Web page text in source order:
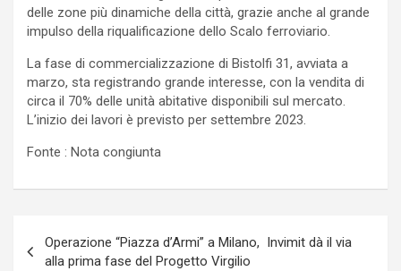
delle zone più dinamiche della città, grazie anche al grande
impulso della riqualificazione dello Scalo ferroviario.
La fase di commercializzazione di Bistolfi 31, avviata a
marzo, sta registrando grande interesse, con la vendita di
circa il 70% delle unità abitative disponibili sul mercato.
L’inizio dei lavori è previsto per settembre 2023.
Fonte : Nota congiunta
articoli
Operazione “Piazza d’Armi” a Milano, Invimit dà il via
alla prima fase del Progetto Virgilio